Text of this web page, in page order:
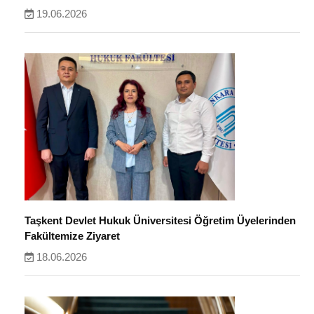
19.06.2026
Taşkent Devlet Hukuk Üniversitesi Öğretim Üyelerinden
Fakültemize Ziyaret
18.06.2026